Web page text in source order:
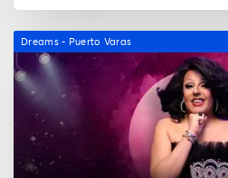
Dreams - Puerto Varas